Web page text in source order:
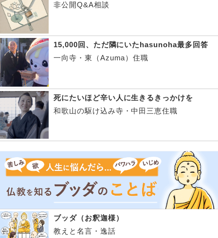
非公開Q&A相談
15,000回、ただ隣にいたhasunoha最多回答
一向寺・東（Azuma）住職
死にたいほど辛い人に生きるきっかけを
和歌山の駆け込み寺・中田三恵住職
ブッダ（お釈迦様）
教えと名言・逸話